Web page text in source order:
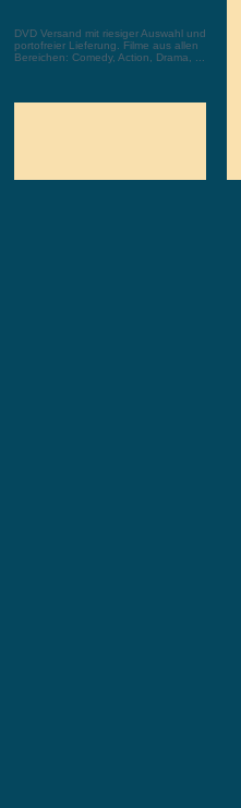
DVD Versand mit riesiger Auswahl und
portofreier Lieferung. Filme aus allen
Bereichen: Comedy, Action, Drama, ...